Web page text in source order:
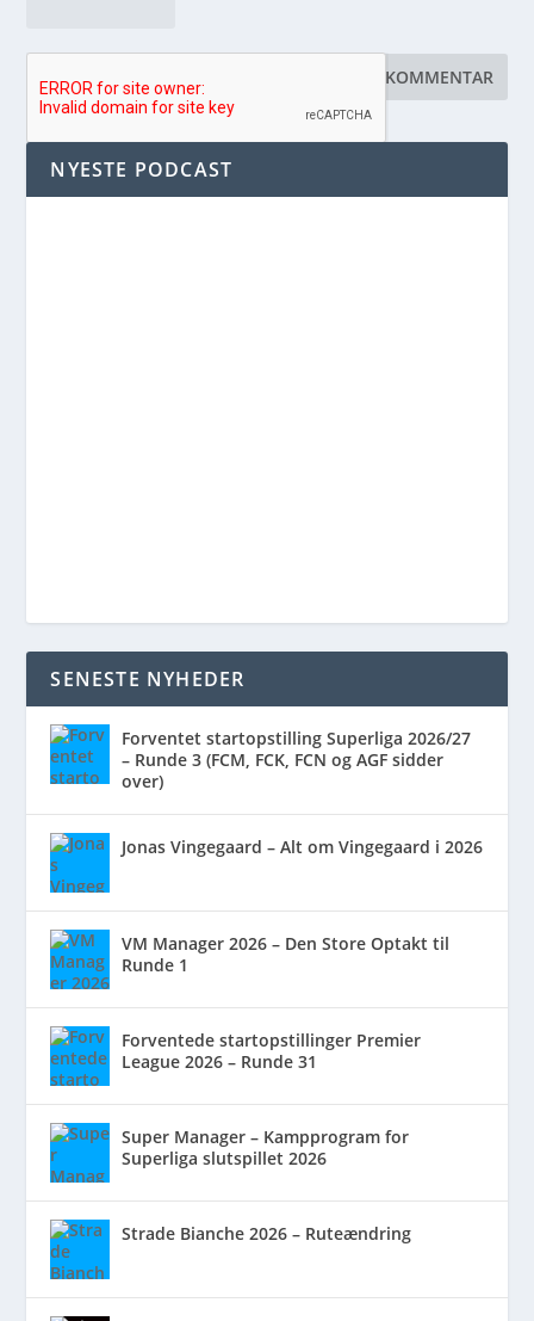
NYESTE PODCAST
SENESTE NYHEDER
Forventet startopstilling Superliga 2026/27
– Runde 3 (FCM, FCK, FCN og AGF sidder
over)
Jonas Vingegaard – Alt om Vingegaard i 2026
VM Manager 2026 – Den Store Optakt til
Runde 1
Forventede startopstillinger Premier
League 2026 – Runde 31
Super Manager – Kampprogram for
Superliga slutspillet 2026
Strade Bianche 2026 – Ruteændring